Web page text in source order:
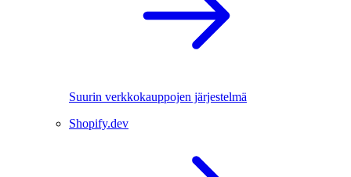
Suurin verkkokauppojen järjestelmä
Shopify.dev